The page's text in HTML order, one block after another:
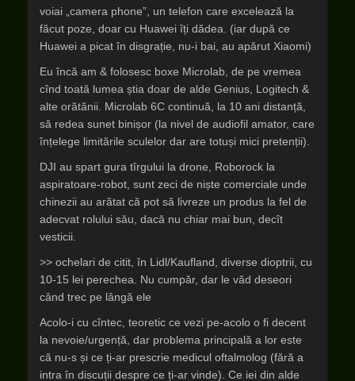
voiai „camera phone”, un telefon care excelează la
făcut poze, doar cu Huawei îți dădea. (iar după ce
Huawei a picat în disgrație, nu-i bai, au apărut Xiaomi)
Eu încă am & folosesc boxe Microlab, de pe vremea
cînd toată lumea știa doar de alde Genius, Logitech &
alte orătănii. Microlab 6C continuă, la 10 ani distanță,
să redea sunet binișor (la nivel de audiofil amator, care
înțelege limitările sculelor dar are totuși mici pretenții).
DJI au spart gura tîrgului la drone, Roborock la
aspiratoare-robot, sunt zeci de niște comerciale unde
chinezii au arătat că pot să livreze un produs la fel de
adecvat rolului său, dacă nu chiar mai bun, decît
vesticii.
>> ochelari de citit, în Lidl/Kaufland, diverse dioptrii, cu
10-15 lei perechea. Nu cumpăr, dar le văd deseori
când trec pe lângă ele
Acolo-i cu cîntec, teoretic ce vezi pe-acolo o fi decent
la nevoie/urgență, dar problema principală a lor este
că nu-s și ce ți-ar prescrie medicul oftalmolog (fără a
intra în discuții despre ce ți-ar vinde). Ce iei din alde